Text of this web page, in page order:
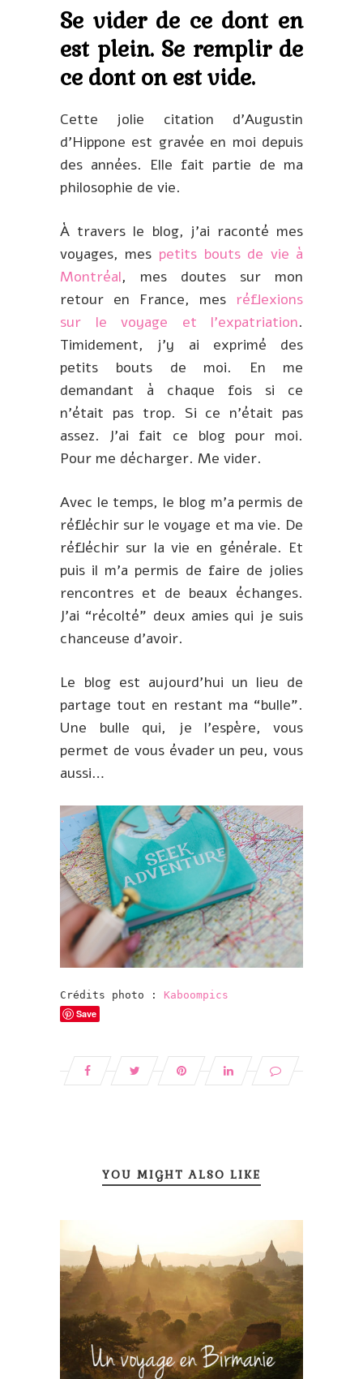
Se vider de ce dont en
est plein. Se remplir de
ce dont on est vide.
Cette jolie citation d’Augustin
d’Hippone est gravée en moi depuis
des années. Elle fait partie de ma
philosophie de vie.
À travers le blog, j’ai raconté mes
voyages, mes petits bouts de vie à
Montréal, mes doutes sur mon
retour en France, mes réflexions
sur le voyage et l’expatriation.
Timidement, j’y ai exprimé des
petits bouts de moi. En me
demandant à chaque fois si ce
n’était pas trop. Si ce n’était pas
assez. J’ai fait ce blog pour moi.
Pour me décharger. Me vider.
Avec le temps, le blog m’a permis de
réfléchir sur le voyage et ma vie. De
réfléchir sur la vie en générale. Et
puis il m’a permis de faire de jolies
rencontres et de beaux échanges.
J’ai “récolté” deux amies qui je suis
chanceuse d’avoir.
Le blog est aujourd’hui un lieu de
partage tout en restant ma “bulle”.
Une bulle qui, je l’espère, vous
permet de vous évader un peu, vous
aussi…
Crédits photo : Kaboompics
Save
YOU MIGHT ALSO LIKE